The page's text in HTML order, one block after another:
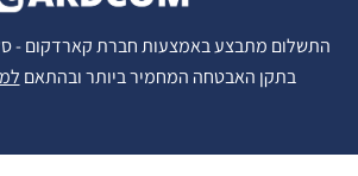
התשלום מתבצע באמצעות חברת קארדקום -
בתקן האבטחה המחמיר ביותר ובהתאם